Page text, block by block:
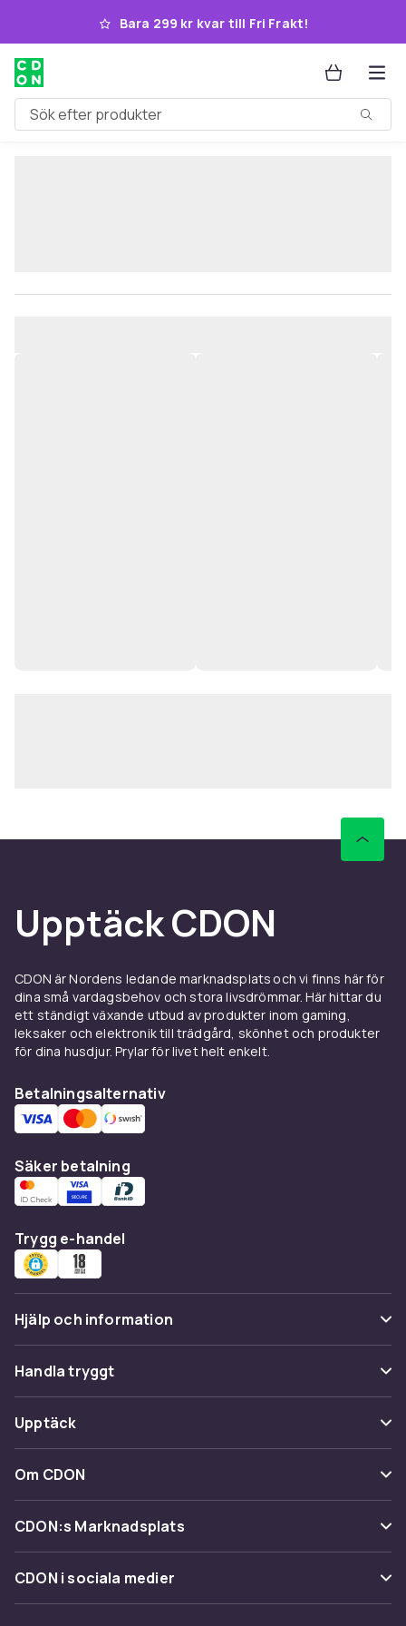
Hoppa till huvudinnehållet
Bara 299 kr kvar till Fri Frakt!
Sök efter produkter
Upptäck CDON
CDON är Nordens ledande marknadsplats och vi finns här för
dina små vardagsbehov och stora livsdrömmar. Här hittar du
ett ständigt växande utbud av produkter inom gaming,
leksaker och elektronik till trädgård, skönhet och produkter
för dina husdjur. Prylar för livet helt enkelt.
Betalningsalternativ
Säker betalning
Trygg e-handel
Hjälp och information
Vanliga frågor
Spåra paket
Ångra & Returnera här
Kundservice
Handla tryggt
Betalning
Leverans
Återkallelser
Upptäck
Kategorier
Varumärken
Shopit.se
Om CDON
Om oss
Kundrecensioner
CDON:s Marknadsplats
Sälj på CDON
Bli affiliate
CDON i sociala medier